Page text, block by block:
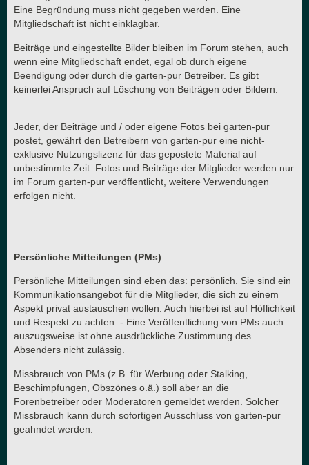
Eine Begründung muss nicht gegeben werden. Eine
Mitgliedschaft ist nicht einklagbar.
Beiträge und eingestellte Bilder bleiben im Forum stehen, auch
wenn eine Mitgliedschaft endet, egal ob durch eigene
Beendigung oder durch die garten-pur Betreiber. Es gibt
keinerlei Anspruch auf Löschung von Beiträgen oder Bildern.
Jeder, der Beiträge und / oder eigene Fotos bei garten-pur
postet, gewährt den Betreibern von garten-pur eine nicht-
exklusive Nutzungslizenz für das gepostete Material auf
unbestimmte Zeit. Fotos und Beiträge der Mitglieder werden nur
im Forum garten-pur veröffentlicht, weitere Verwendungen
erfolgen nicht.
Persönliche Mitteilungen (PMs)
Persönliche Mitteilungen sind eben das: persönlich. Sie sind ein
Kommunikationsangebot für die Mitglieder, die sich zu einem
Aspekt privat austauschen wollen. Auch hierbei ist auf Höflichkeit
und Respekt zu achten. - Eine Veröffentlichung von PMs auch
auszugsweise ist ohne ausdrückliche Zustimmung des
Absenders nicht zulässig.
Missbrauch von PMs (z.B. für Werbung oder Stalking,
Beschimpfungen, Obszönes o.ä.) soll aber an die
Forenbetreiber oder Moderatoren gemeldet werden. Solcher
Missbrauch kann durch sofortigen Ausschluss von garten-pur
geahndet werden.